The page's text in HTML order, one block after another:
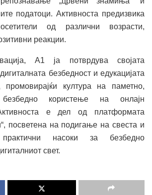
податоци. Активноста предизвика
од различни возрасти,
реакции.
А1 ја потврдува својата
безбедност и едукацијата
промовирајќи култура на паметно,
користење на онлајн
е дел од платформата
посветена на подигање на свеста и
практични насоки за безбедно
свет.